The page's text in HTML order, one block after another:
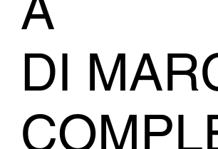
DI